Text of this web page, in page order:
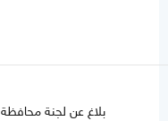
بلاغ عن لجنة محافظة